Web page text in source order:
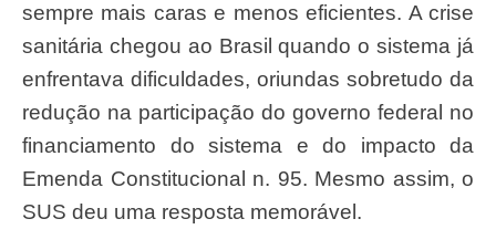
sempre mais caras e menos eficientes. A crise
sanitária chegou ao Brasil quando o sistema já
enfrentava dificuldades, oriundas sobretudo da
redução na participação do governo federal no
financiamento do sistema e do impacto da
Emenda Constitucional n. 95. Mesmo assim, o
SUS deu uma resposta memorável.